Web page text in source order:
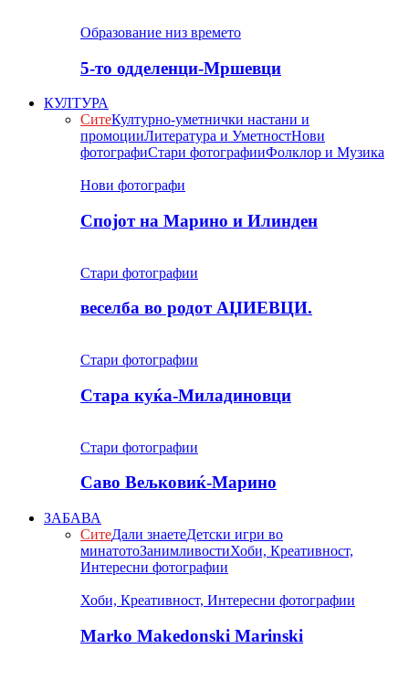
Образование низ времето
5-то одделенци-Мршевци
КУЛТУРА
СитеКултурно-уметнички настани и
промоцииЛитература и УметностНови
фотографиСтари фотографииФолклор и Музика
Нови фотографи
Спојот на Марино и Илинден
Стари фотографии
веселба во родот АЏИЕВЦИ.
Стари фотографии
Стара куќа-Миладиновци
Стари фотографии
Саво Вељковиќ-Марино
ЗАБАВА
СитеДали знаетеДетски игри во
минатотоЗанимливостиХоби, Креативност,
Интересни фотографии
Хоби, Креативност, Интересни фотографии
Marko Makedonski Marinski